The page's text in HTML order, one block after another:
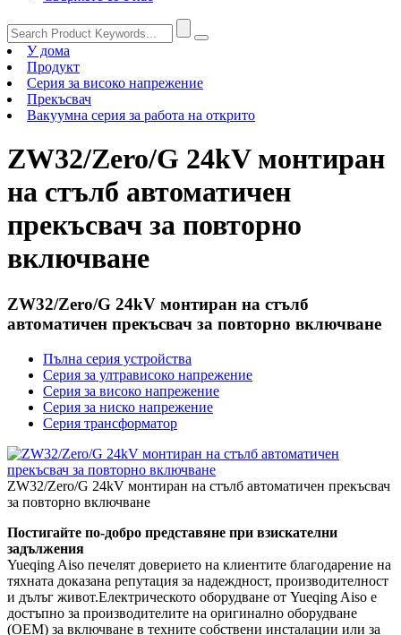
У дома
Продукт
Серия за високо напрежение
Прекъсвач
Вакуумна серия за работа на открито
ZW32/Zero/G 24kV монтиран
на стълб автоматичен
прекъсвач за повторно
включване
ZW32/Zero/G 24kV монтиран на стълб
автоматичен прекъсвач за повторно включване
Пълна серия устройства
Серия за ултрависоко напрежение
Серия за високо напрежение
Серия за ниско напрежение
Серия трансформатор
ZW32/Zero/G 24kV монтиран на стълб автоматичен прекъсвач
за повторно включване
Постигайте по-добро представяне при взискателни
задължения
Yueqing Aiso печелят доверието на клиентите благодарение на
тяхната доказана репутация за надеждност, производителност
и дълъг живот.Електрическото оборудване от Yueqing Aiso е
достъпно за производителите на оригинално оборудване
(OEM) за включване в техните собствени инсталации или за